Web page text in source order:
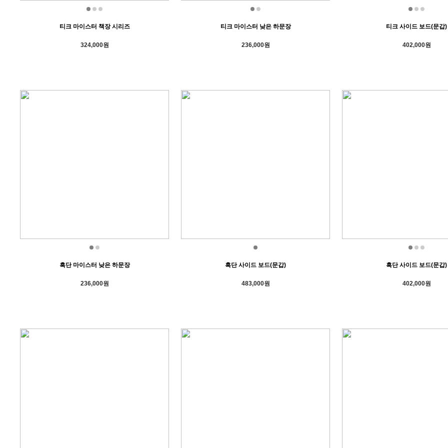
티크 마이스터 책장 시리즈
324,000원
티크 마이스터 낮은 하문장
236,000원
티크 사이드 보드(문갑)
402,000원
흑단 마이스터 낮은 하문장
236,000원
흑단 사이드 보드(문갑)
483,000원
흑단 사이드 보드(문갑)
402,000원